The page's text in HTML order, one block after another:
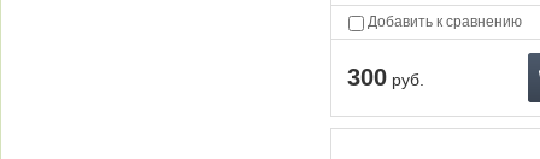
Добавить к сравнению
300 руб.